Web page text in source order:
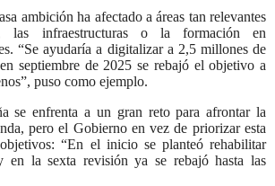
ambición ha afectado a áreas tan relevantes
las infraestructuras o la formación en
“Se ayudaría a digitalizar a 2,5 millones de
septiembre de 2025 se rebajó el objetivo a
puso como ejemplo.
se enfrenta a un gran reto para afrontar la
pero el Gobierno en vez de priorizar esta
“En el inicio se planteó rehabilitar
en la sexta revisión ya se rebajó hasta las